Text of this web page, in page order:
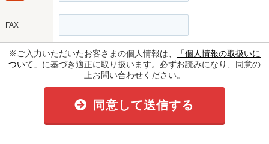
FAX
※ご入力いただいたお客さまの個人情報は、
「個人情報の取扱いに
ついて」 に基づき適正に取り扱います。必ずお読みになり、同意の
上お問い合わせください。
同意して送信する